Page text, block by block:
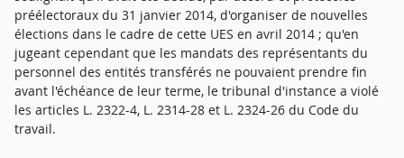
préélectoraux du 31 janvier 2014, d'organiser de nouvelles
élections dans le cadre de cette UES en avril 2014 ; qu'en
jugeant cependant que les mandats des représentants du
personnel des entités transférés ne pouvaient prendre fin
avant l'échéance de leur terme, le tribunal d'instance a violé
les articles L. 2322-4, L. 2314-28 et L. 2324-26 du Code du
travail.